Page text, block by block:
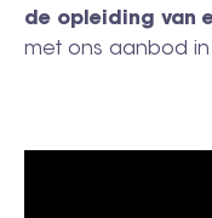
de opleiding van
met ons aanbod